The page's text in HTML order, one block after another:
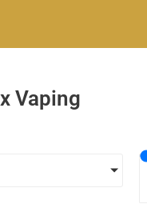
Vaping